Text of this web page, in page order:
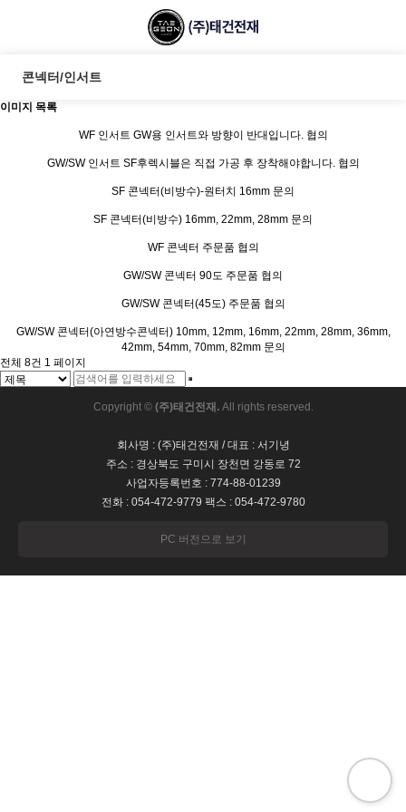
콘넥터/인서트
이미지 목록
WF 인서트 GW용 인서트와 방향이 반대입니다. 협의
GW/SW 인서트 SF후렉시블은 직접 가공 후 장착해야합니다. 협의
SF 콘넥터(비방수)-원터치 16mm 문의
SF 콘넥터(비방수) 16mm, 22mm, 28mm 문의
WF 콘넥터 주문품 협의
GW/SW 콘넥터 90도 주문품 협의
GW/SW 콘넥터(45도) 주문품 협의
GW/SW 콘넥터(아연방수콘넥터) 10mm, 12mm, 16mm, 22mm, 28mm, 36mm,
42mm, 54mm, 70mm, 82mm 문의
전체 8건 1 페이지
Copyright © (주)태건전재.All rights reserved.
회사명 : (주)태건전재 / 대표 : 서기녕
주소 : 경상북도 구미시 장천면 강동로 72
사업자등록번호 : 774-88-01239
전화 : 054-472-9779 팩스 : 054-472-9780
PC 버전으로 보기